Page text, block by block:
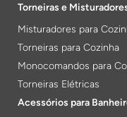
Torneiras e
Misturadores para
Torneiras para Cozinha
Monocomandos para
Torneiras Elétricas
Acessórios para